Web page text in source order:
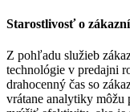
Starostlivosť o
Z pohľadu služieb
technológie v predajni
drahocenný čas so
vrátane analytiky